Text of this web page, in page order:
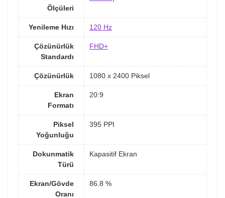
Ölçüleri
Yenileme Hızı 120 Hz
Çözünürlük
Standardı
FHD+
Çözünürlük 1080 x 2400 Piksel
Ekran
Formatı
20:9
Piksel
Yoğunluğu
395 PPI
Dokunmatik
Türü
Kapasitif Ekran
Ekran/Gövde
Oranı
86.8 %